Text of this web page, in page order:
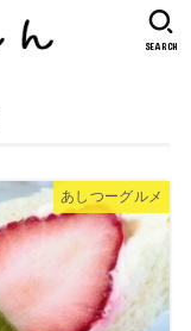
SEARCH
あしつーグルメ